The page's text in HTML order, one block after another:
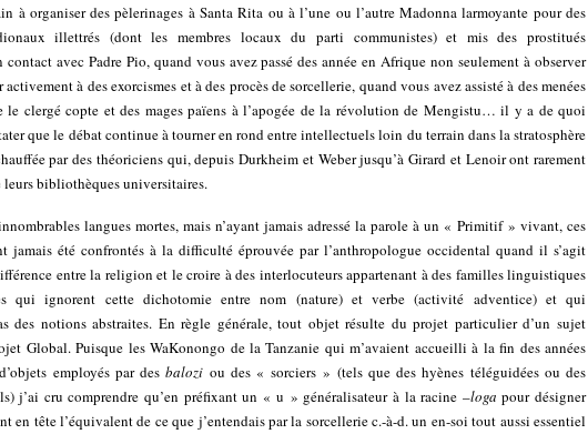
à organiser des pèlerinages à Santa Rita ou à l’une ou l’autre Madonna larmoyante pour des
illettrés (dont les membres locaux du parti communistes) et mis des prostitués
contact avec Padre Pio, quand vous avez passé des année en Afrique non seulement à observer
à des exorcismes et à des procès de sorcellerie, quand vous avez assisté à des menées
le clergé copte et des mages païens à l’apogée de la révolution de Mengistu… il y a de quoi
que le débat continue à tourner en rond entre intellectuels loin du terrain dans la stratosphère
par des théoriciens qui, depuis Durkheim et Weber jusqu’à Girard et Lenoir ont rarement
leurs bibliothèques universitaires.
langues mortes, mais n’ayant jamais adressé la parole à un « Primitif » vivant, ces
jamais été confrontés à la difficulté éprouvée par l’anthropologue occidental quand il s’agit
entre la religion et le croire à des interlocuteurs appartenant à des familles linguistiques
qui ignorent cette dichotomie entre nom (nature) et verbe (activité adventice) et qui
des notions abstraites. En règle générale, tout objet résulte du projet particulier d’un sujet
Global. Puisque les WaKonongo de la Tanzanie qui m’avaient accueilli à la fin des années
employés par desbalozi ou des « sorciers » (tels que des hyènes téléguidées ou des
j’ai cru comprendre qu’en préfixant un « u » généralisateur à la racine –loga pour désigner
en tête l’équivalent de ce que j’entendais par la sorcellerie c.-à-d. un en-soi tout aussi essentiel